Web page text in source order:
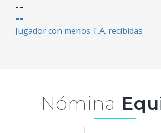
--
--
Jugador con menos T.A. recibidas
Nómina